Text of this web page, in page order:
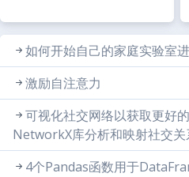
如何开始自己的家庭实验室
激励自注意力
可视化社交网络以获取更好
NetworkX库分析和映射社交
4个Pandas函数用于